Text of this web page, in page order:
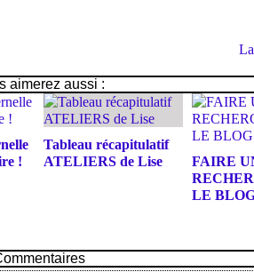
aimerez aussi :
!
Tableau récapitulatif
ATELIERS de Lise
FAIRE
LE